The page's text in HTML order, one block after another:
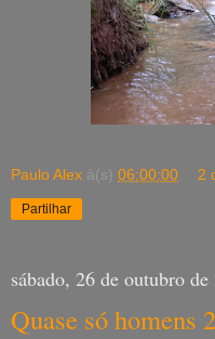
Paulo Alex à(s) 06:00:00 2
Partilhar
sábado, 26 de outubro de
Quase só homens